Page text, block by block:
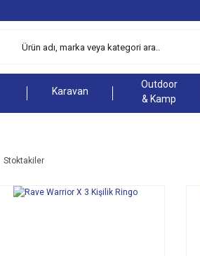
Karavan
Outdoor
& Kamp
Stoktakiler